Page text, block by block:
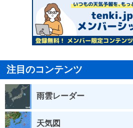
注目のコンテンツ
雨雲レーダー
天気図